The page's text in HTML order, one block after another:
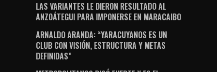
LAS VARIANTES LE DIERON RESULTADO AL
ANZOÁTEGUI PARA IMPONERSE EN MARACAIBO
ARNALDO ARANDA: “YARACUYANOS ES UN
CLUB CON VISIÓN, ESTRUCTURA Y METAS
DEFINIDAS”